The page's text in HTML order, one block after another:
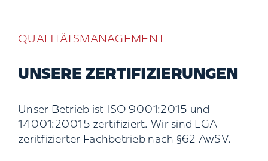
QUALITÄTSMANAGEMENT
UNSERE ZERTIFIZIERUNGEN
Unser Betrieb ist ISO 9001:2015 und
14001:20015 zertifiziert. Wir sind LGA
zeritfizierter Fachbetrieb nach §62 AwSV.